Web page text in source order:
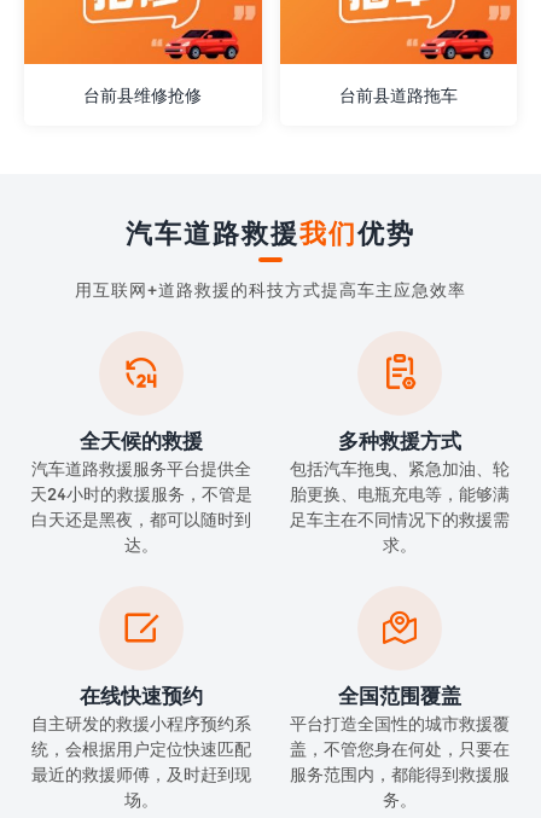
台前县维修抢修 台前县道路拖车
汽车道路救援我们优势
用互联网+道路救援的科技方式提高车主应急效率

全天候的救援
汽车道路救援服务平台提供全
天24小时的救援服务，不管是
白天还是黑夜，都可以随时到
达。

多种救援方式
包括汽车拖曳、紧急加油、轮
胎更换、电瓶充电等，能够满
足车主在不同情况下的救援需
求。

在线快速预约
自主研发的救援小程序预约系
统，会根据用户定位快速匹配
最近的救援师傅，及时赶到现
场。

全国范围覆盖
平台打造全国性的城市救援覆
盖，不管您身在何处，只要在
服务范围内，都能得到救援服
务。